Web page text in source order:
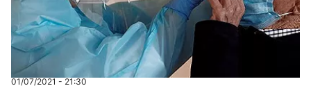
01/07/2021 - 21:30